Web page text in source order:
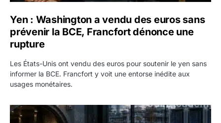
Yen : Washington a vendu des euros sans
prévenir la BCE, Francfort dénonce une
rupture
Les États-Unis ont vendu des euros pour soutenir le yen sans
informer la BCE. Francfort y voit une entorse inédite aux
usages monétaires.
Jane Street négocie le transfert de 11 milliards de